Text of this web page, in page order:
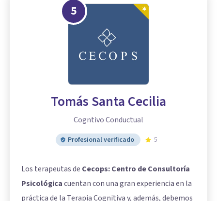
5
Tomás Santa Cecilia
Cogntivo Conductual
Profesional verificado 5
Los terapeutas de Cecops: Centro de Consultoría
Psicológicacuentan con una gran experiencia en la
práctica de la Terapia Cognitiva y, además, debemos